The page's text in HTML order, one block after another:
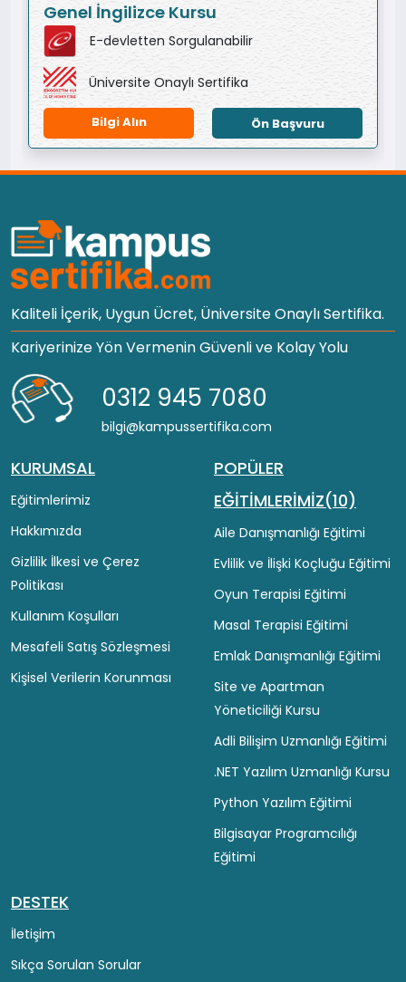
Genel İngilizce Kursu
E-devletten Sorgulanabilir
Üniversite Onaylı Sertifika
Bilgi Alın Ön Başvuru
Kaliteli İçerik, Uygun Ücret, Üniversite Onaylı Sertifika.
Kariyerinize Yön Vermenin Güvenli ve Kolay Yolu
0312 945 7080
bilgi@kampussertifika.com
KURUMSAL
Eğitimlerimiz
Hakkımızda
Gizlilik İlkesi ve Çerez
Politikası
Kullanım Koşulları
Mesafeli Satış Sözleşmesi
Kişisel Verilerin Korunması
POPÜLER
EĞİTİMLERİMİZ(10)
Aile Danışmanlığı Eğitimi
Evlilik ve İlişki Koçluğu Eğitimi
Oyun Terapisi Eğitimi
Masal Terapisi Eğitimi
Emlak Danışmanlığı Eğitimi
Site ve Apartman
Yöneticiliği Kursu
Adli Bilişim Uzmanlığı Eğitimi
.NET Yazılım Uzmanlığı Kursu
Python Yazılım Eğitimi
Bilgisayar Programcılığı
Eğitimi
DESTEK
İletişim
Sıkça Sorulan Sorular